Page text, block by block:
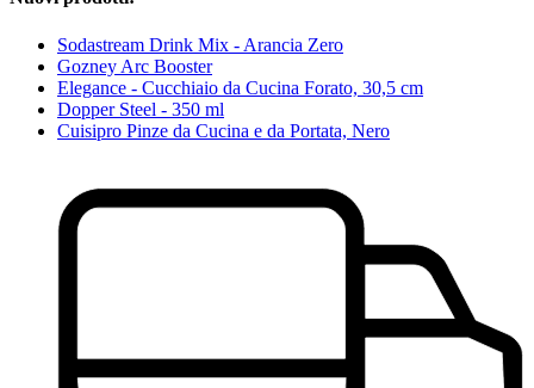
Sodastream Drink Mix - Arancia Zero
Gozney Arc Booster
Elegance - Cucchiaio da Cucina Forato, 30,5 cm
Dopper Steel - 350 ml
Cuisipro Pinze da Cucina e da Portata, Nero